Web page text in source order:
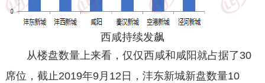
西咸持续发飙
从楼盘数量上来看，仅仅西咸和咸阳就占据了30
席位，截止2019年9月12日，沣东新城新盘数量10